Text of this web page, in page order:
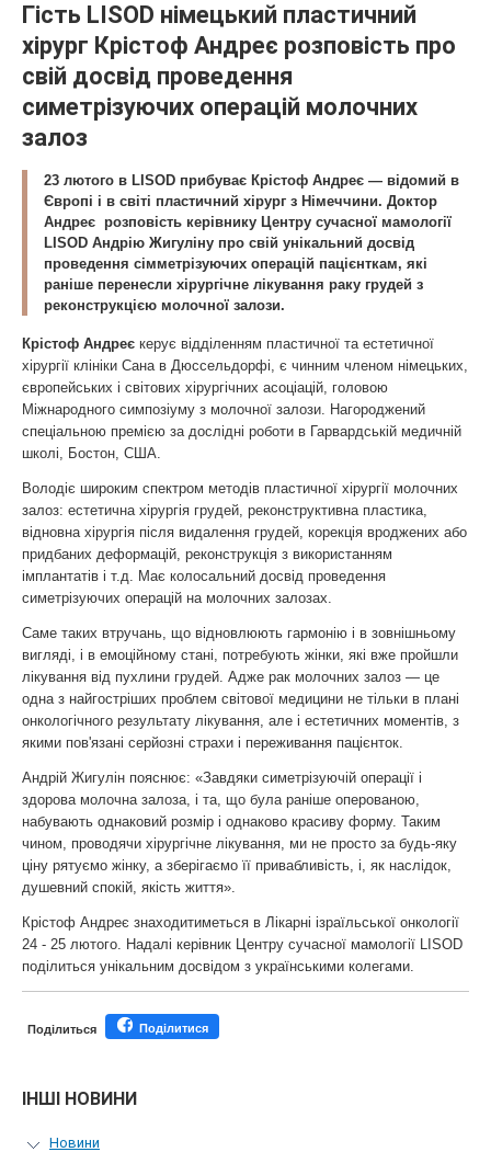
Гість LISOD німецький пластичний
хірург Крістоф Андреє розповість про
свій досвід проведення
симетрізуючих операцій молочних
залоз
23 лютого в LISOD прибуває Крістоф Андреє — відомий в
Європі і в світі пластичний хірург з Німеччини. Доктор
Андреє розповість керівнику Центру сучасної мамології
LISOD Андрію Жигуліну про свій унікальний досвід
проведення сімметрізуючих операцій пацієнткам, які
раніше перенесли хірургічне лікування раку грудей з
реконструкцією молочної залози.
Крістоф Андреє керує відділенням пластичної та естетичної
хірургії клініки Сана в Дюссельдорфі, є чинним членом німецьких,
європейських і світових хірургічних асоціацій, головою
Міжнародного симпозіуму з молочної залози. Нагороджений
спеціальною премією за дослідні роботи в Гарвардській медичній
школі, Бостон, США.
Володіє широким спектром методів пластичної хірургії молочних
залоз: естетична хірургія грудей, реконструктивна пластика,
відновна хірургія після видалення грудей, корекція вроджених або
придбаних деформацій, реконструкція з використанням
імплантатів і т.д. Має колосальний досвід проведення
симетрізуючих операцій на молочних залозах.
Саме таких втручань, що відновлюють гармонію і в зовнішньому
вигляді, і в емоційному стані, потребують жінки, які вже пройшли
лікування від пухлини грудей. Адже рак молочних залоз — це
одна з найгостріших проблем світової медицини не тільки в плані
онкологічного результату лікування, але і естетичних моментів, з
якими пов'язані серйозні страхи і переживання пацієнток.
Андрій Жигулін пояснює: «Завдяки симетрізуючій операції і
здорова молочна залоза, і та, що була раніше оперованою,
набувають однаковий розмір і однаково красиву форму. Таким
чином, проводячи хірургічне лікування, ми не просто за будь-яку
ціну рятуємо жінку, а зберігаємо її привабливість, і, як наслідок,
душевний спокій, якість життя».
Крістоф Андреє знаходитиметься в Лікарні ізраїльської онкології
24 - 25 лютого. Надалі керівник Центру сучасної мамології LISOD
поділиться унікальним досвідом з українськими колегами.
Поділиться Поділитися
ІНШІ НОВИНИ
Новини